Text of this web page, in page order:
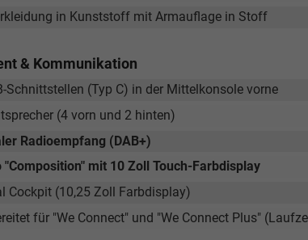
in Kunststoff mit Armauflage in Stoff
& Kommunikation
Schnittstellen (Typ C) in der Mittelkonsole vorne
(4 vorn und 2 hinten)
Radioempfang (DAB+)
"Composition" mit 10 Zoll Touch-Farbdisplay
Cockpit (10,25 Zoll Farbdisplay)
für "We Connect" und "We Connect Plus"